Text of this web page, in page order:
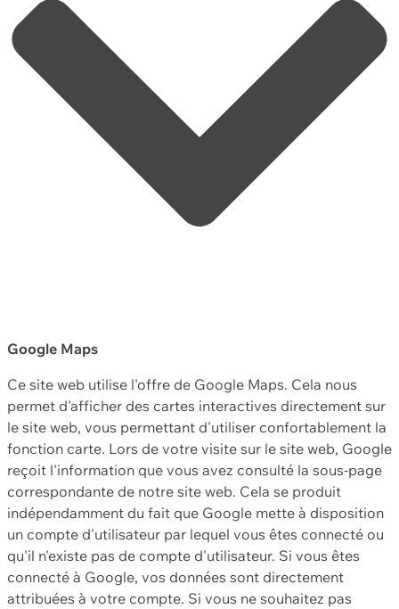
Google Maps
Ce site web utilise l'offre de Google Maps. Cela nous
permet d'afficher des cartes interactives directement sur
le site web, vous permettant d'utiliser confortablement la
fonction carte. Lors de votre visite sur le site web, Google
reçoit l'information que vous avez consulté la sous-page
correspondante de notre site web. Cela se produit
indépendamment du fait que Google mette à disposition
un compte d'utilisateur par lequel vous êtes connecté ou
qu'il n'existe pas de compte d'utilisateur. Si vous êtes
connecté à Google, vos données sont directement
attribuées à votre compte. Si vous ne souhaitez pas